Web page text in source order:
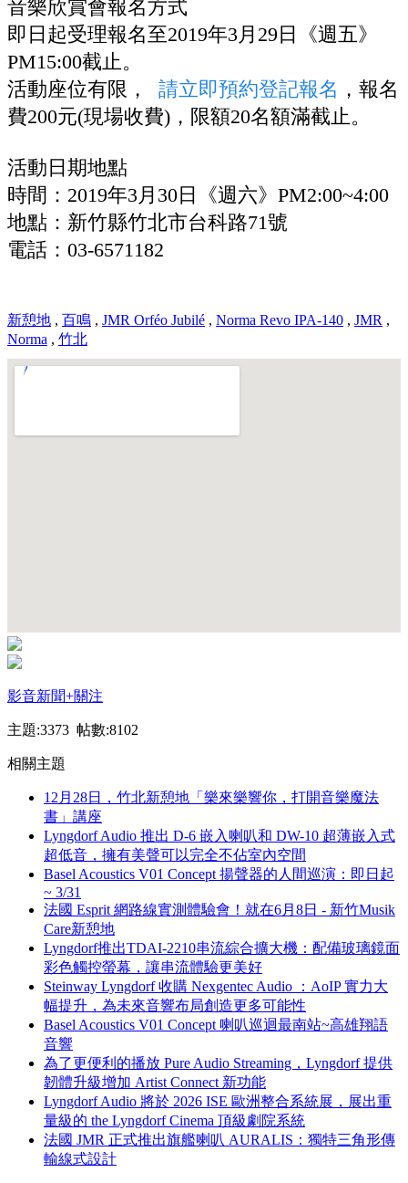
音樂欣賞會報名方式
即日起受理報名至2019年3月29日《週五》
PM15:00截止。
活動座位有限，
請立即預約登記報名 ，報名
費200元(現場收費)，限額20名額滿截止。
活動日期地點
時間：2019年3月30日《週六》PM2:00~4:00
地點：新竹縣竹北市台科路71號
電話：03-6571182
新憩地 , 百鳴 , JMR Orféo Jubilé , Norma Revo IPA-140 , JMR ,
Norma , 竹北
影音新聞+關注
主題:3373 帖數:8102
相關主題
12月28日，竹北新憩地「樂來樂響你，打開音樂魔法
書」講座
Lyngdorf Audio 推出 D-6 嵌入喇叭和 DW-10 超薄嵌入式
超低音，擁有美聲可以完全不佔室內空間
Basel Acoustics V01 Concept 揚聲器的人間巡演：即日起
~ 3/31
法國 Esprit 網路線實測體驗會！就在6月8日 - 新竹Musik
Care新憩地
Lyngdorf推出TDAI-2210串流綜合擴大機：配備玻璃鏡面
彩色觸控螢幕，讓串流體驗更美好
Steinway Lyngdorf 收購 Nexgentec Audio ：AoIP 實力大
幅提升，為未來音響布局創造更多可能性
Basel Acoustics V01 Concept 喇叭巡迴最南站~高雄翔語
音響
為了更便利的播放 Pure Audio Streaming，Lyngdorf 提供
韌體升級增加 Artist Connect 新功能
Lyngdorf Audio 將於 2026 ISE 歐洲整合系統展，展出重
量級的 the Lyngdorf Cinema 頂級劇院系統
法國 JMR 正式推出旗艦喇叭 AURALIS：獨特三角形傳
輸線式設計